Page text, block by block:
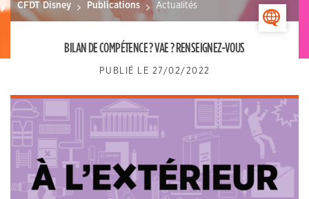
CFDT Disney Publications Actualités
BILAN DE COMPÉTENCE ? VAE ? RENSEIGNEZ-VOUS
PUBLIÉ LE 27/02/2022